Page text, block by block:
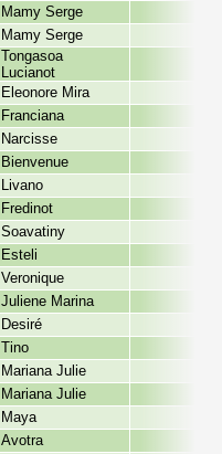
Mamy Serge
Mamy Serge
Tongasoa
Lucianot
Eleonore Mira
Franciana
Narcisse
Bienvenue
Livano
Fredinot
Soavatiny
Esteli
Veronique
Juliene Marina
Desiré
Tino
Mariana Julie
Mariana Julie
Maya
Avotra